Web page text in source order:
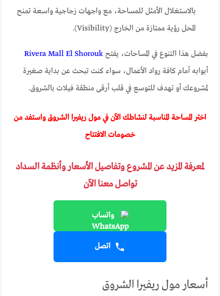
بالاستغلال الأمثل للمساحة، مع واجهات زجاجية واسعة تمنح
المحل رؤية ممتازة من الخارج (Visibility).
بفضل هذا التنوع في المساحات، يفتحRivera Mall El Shorouk
أبوابه أمام كافة رواد الأعمال، سواء كنت تبحث عن بداية صغيرة
لمشروعك أو تهدف للتوسع في قلب أرقى منطقة فيلات بالشروق.
اختر المساحة المناسبة لنشاطك الآن في مول ريفيرا الشروق واستفد من
خصومات الافتتاح
لمعرفة المزيد عن المشروع وتفاصيل الأسعار وأنظمة السداد
تواصل معنا الآن
واتساب
اتصل
أسعار مول ريفيرا الشروق